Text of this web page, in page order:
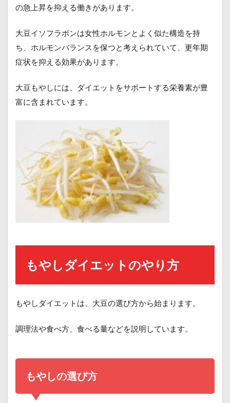
の急上昇を抑える働きがあります。
大豆イソフラボンは女性ホルモンとよく似た構造を持
ち、ホルモンバランスを保つと考えられていて、更年期
症状を抑える効果があります。
大豆もやしには、ダイエットをサポートする栄養素が豊
富に含まれています。
もやしダイエットのやり方
もやしダイエットは、大豆の選び方から始まります。
調理法や食べ方、食べる量などを説明しています。
もやしの選び方